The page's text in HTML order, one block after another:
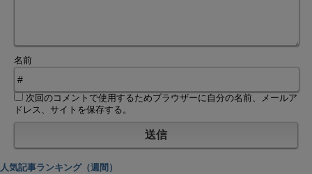
名前
次回のコメントで使用するためブラウザーに自分の名前、メールア
ドレス、サイトを保存する。
人気記事ランキング（週間）